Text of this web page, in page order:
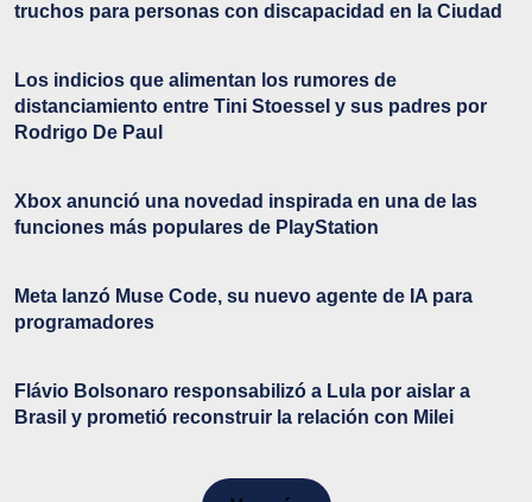
truchos para personas con discapacidad en la Ciudad
Los indicios que alimentan los rumores de
distanciamiento entre Tini Stoessel y sus padres por
Rodrigo De Paul
Xbox anunció una novedad inspirada en una de las
funciones más populares de PlayStation
Meta lanzó Muse Code, su nuevo agente de IA para
programadores
Flávio Bolsonaro responsabilizó a Lula por aislar a
Brasil y prometió reconstruir la relación con Milei